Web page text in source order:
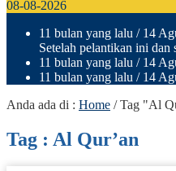
08-08-2026
11 bulan yang lalu / 14
Setelah pelantikan ini dan
11 bulan yang lalu / 14
11 bulan yang lalu / 14
Anda ada di : Home /Tag "Al
Tag : Al Qur’an